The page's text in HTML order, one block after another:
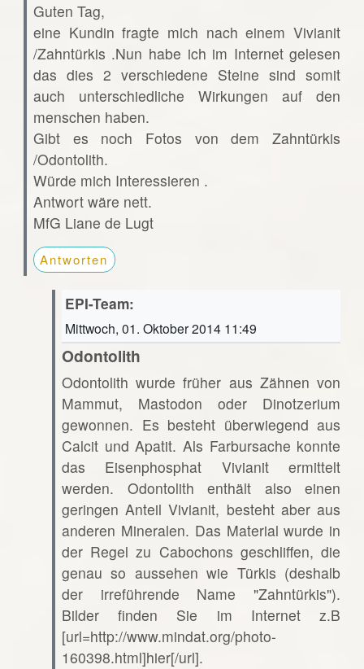
Guten Tag,
eine Kundin fragte mich nach einem Vivianit
/Zahntürkis .Nun habe ich im Internet gelesen
das dies 2 verschiedene Steine sind somit
auch unterschiedliche Wirkungen auf den
menschen haben.
Gibt es noch Fotos von dem Zahntürkis
/Odontolith.
Würde mich Interessieren .
Antwort wäre nett.
MfG Liane de Lugt
Antworten
EPI-Team:
Mittwoch, 01. Oktober 2014 11:49
Odontolith
Odontolith wurde früher aus Zähnen von
Mammut, Mastodon oder Dinotzerium
gewonnen. Es besteht überwiegend aus
Calcit und Apatit. Als Farbursache konnte
das Eisenphosphat Vivianit ermittelt
werden. Odontolith enthält also einen
geringen Anteil Vivianit, besteht aber aus
anderen Mineralen. Das Material wurde in
der Regel zu Cabochons geschliffen, die
genau so aussehen wie Türkis (deshalb
der irreführende Name "Zahntürkis").
Bilder finden Sie im Internet z.B
[url=http://www.mindat.org/photo-
160398.html]hier[/url].